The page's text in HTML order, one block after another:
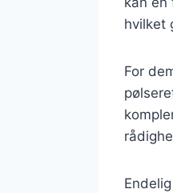
hvilket
For